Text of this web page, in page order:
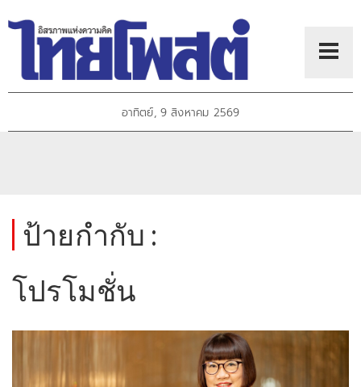
อาทิตย์, 9 สิงหาคม 2569
ป้ายกำกับ :
โปรโมชั่น